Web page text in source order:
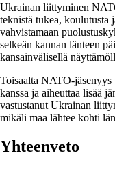
Ukrainan liittyminen
teknistä tukea, koulutusta
vahvistamaan
selkeän kannan länteen
kansainvälisellä
Toisaalta NATO-
kanssa ja aiheuttaa lisää
vastustanut Ukrainan
mikäli maa lähtee kohti
Yhteenveto